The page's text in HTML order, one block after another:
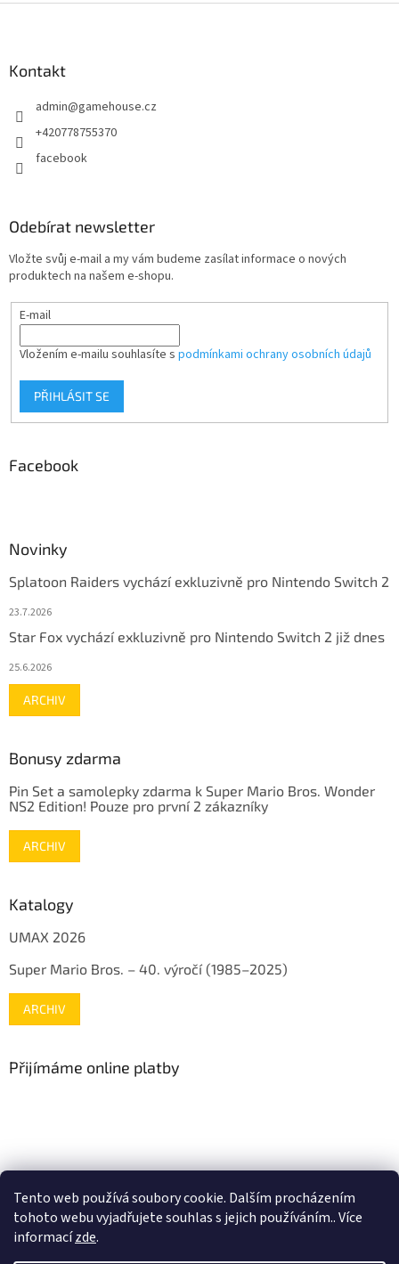
Tento web používá soubory cookie. Dalším procházením
tohoto webu vyjadřujete souhlas s jejich používáním.. Více
informacízde.
Kontakt
admin@gamehouse.cz
+420778755370
facebook
Odebírat newsletter
Vložte svůj e-mail a my vám budeme zasílat informace o nových
produktech na našem e-shopu.
E-mail
Vložením e-mailu souhlasíte s podmínkami ochrany osobních údajů
PŘIHLÁSIT SE
Facebook
Novinky
Splatoon Raiders vychází exkluzivně pro Nintendo Switch 2
23.7.2026
Star Fox vychází exkluzivně pro Nintendo Switch 2 již dnes
25.6.2026
ARCHIV
Bonusy zdarma
Pin Set a samolepky zdarma k Super Mario Bros. Wonder
NS2 Edition! Pouze pro první 2 zákazníky
ARCHIV
Katalogy
UMAX 2026
Super Mario Bros. – 40. výročí (1985–2025)
ARCHIV
Přijímáme online platby
www.fleg.cz